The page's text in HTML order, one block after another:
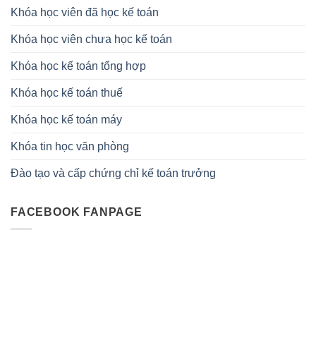
Khóa học viên đã học kế toán
Khóa học viên chưa học kế toán
Khóa học kế toán tổng hợp
Khóa học kế toán thuế
Khóa học kế toán máy
Khóa tin học văn phòng
Đào tạo và cấp chứng chỉ kế toán trưởng
FACEBOOK FANPAGE